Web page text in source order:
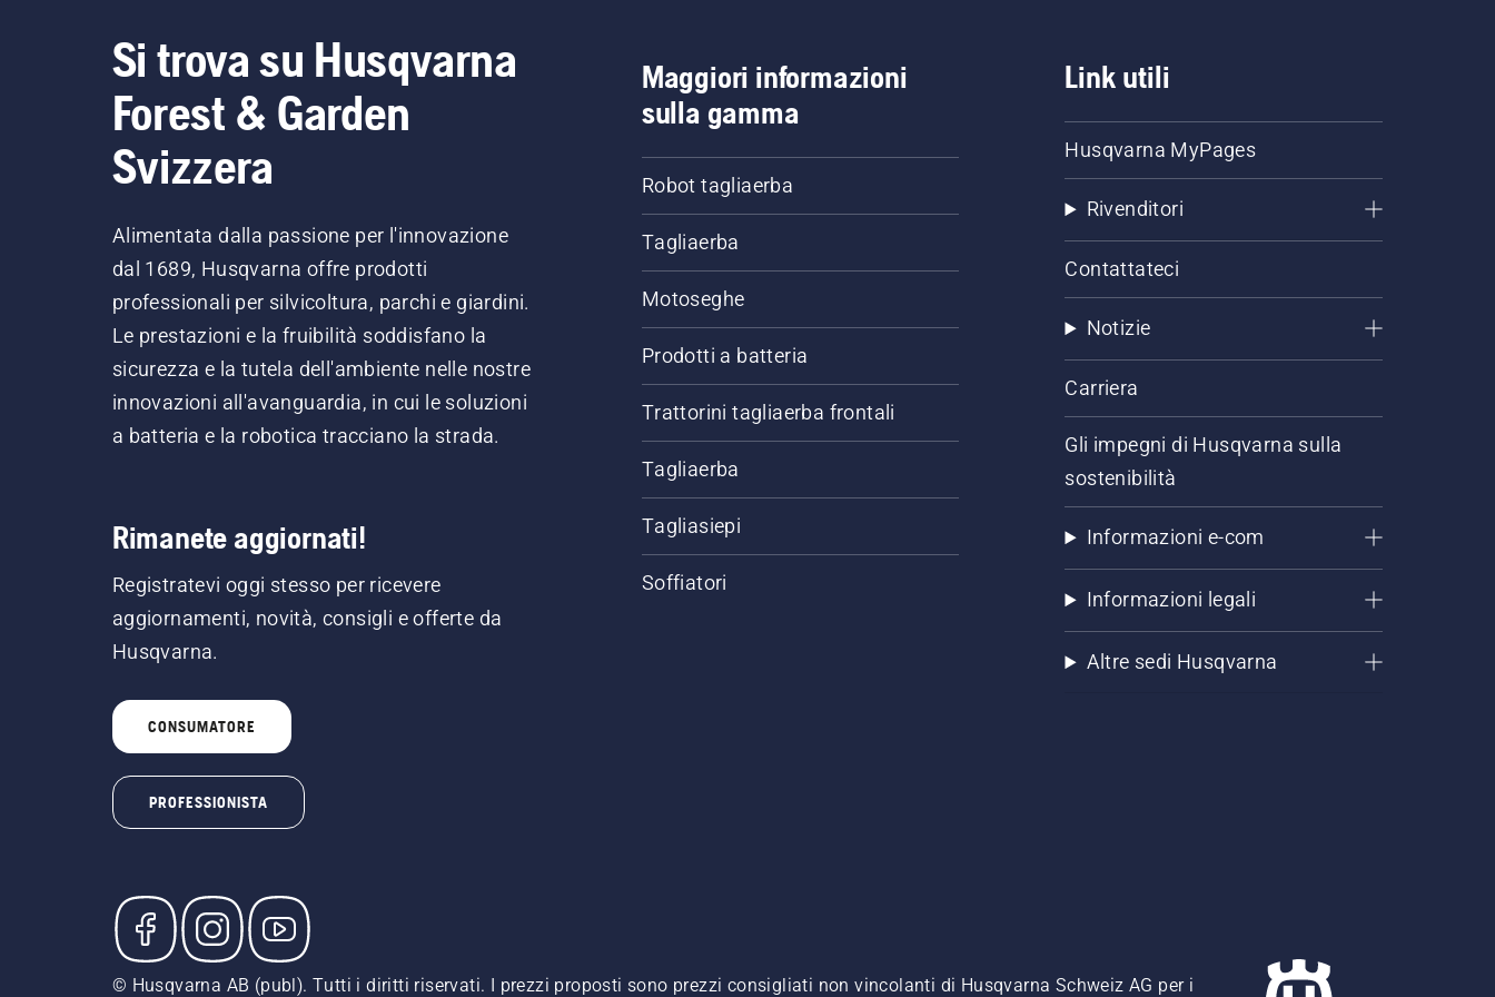
Si trova su Husqvarna
Forest & Garden
Svizzera
Alimentata dalla passione per l'innovazione
dal 1689, Husqvarna offre prodotti
professionali per silvicoltura, parchi e giardini.
Le prestazioni e la fruibilità soddisfano la
sicurezza e la tutela dell'ambiente nelle nostre
innovazioni all'avanguardia, in cui le soluzioni
a batteria e la robotica tracciano la strada.
Rimanete aggiornati!
Registratevi oggi stesso per ricevere
aggiornamenti, novità, consigli e offerte da
Husqvarna.
CONSUMATORE
PROFESSIONISTA
Maggiori informazioni
sulla gamma
Robot tagliaerba
Tagliaerba
Motoseghe
Prodotti a batteria
Trattorini tagliaerba frontali
Tagliaerba
Tagliasiepi
Soffiatori
Link utili
Husqvarna MyPages
Rivenditori
Contattateci
Notizie
Carriera
Gli impegni di Husqvarna sulla
sostenibilità
Informazioni e-com
Informazioni legali
Altre sedi Husqvarna
© Husqvarna AB (publ). Tutti i diritti riservati. I prezzi proposti sono prezzi consigliati non vincolanti di Husqvarna Schweiz AG per i